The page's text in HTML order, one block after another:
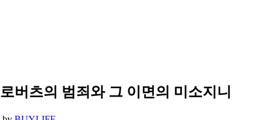
버츠의 범죄와 그 이면의 미소지니